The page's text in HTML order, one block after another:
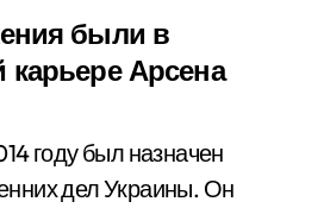
были в
карьере Арсена
году был назначен
дел Украины. Он